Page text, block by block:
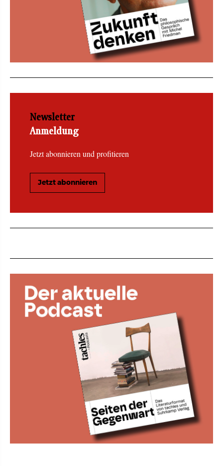
Newsletter
Anmeldung
Jetzt abonnieren und profitieren
Jetzt abonnieren